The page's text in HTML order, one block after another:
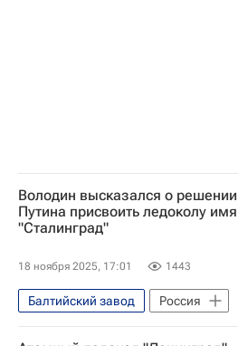
Володин высказался о решении
Путина присвоить ледоколу имя
"Сталинград"
18 ноября 2025, 17:01 1443
Балтийский завод
Россия
Санкт-Петербург
Сталинград